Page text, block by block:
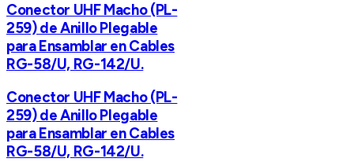
Conector UHF Macho (PL-
259) de Anillo Plegable
para Ensamblar en Cables
RG-58/U, RG-142/U.
Conector UHF Macho (PL-
259) de Anillo Plegable
para Ensamblar en Cables
RG-58/U, RG-142/U.